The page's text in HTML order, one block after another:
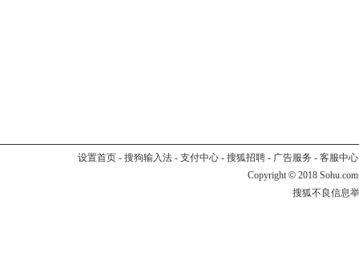
设置首页- 搜狗输入法- 支付中心- 搜狐招聘- 广告服务 - 客服中心
Copyright © 2018
搜狐不良信息